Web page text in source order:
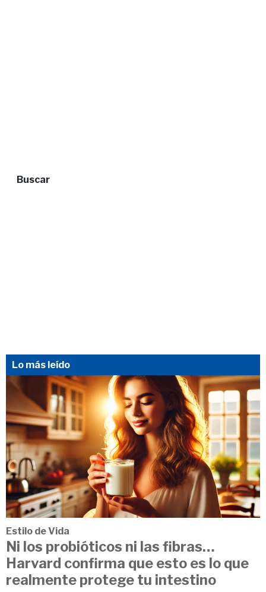
Buscar
Lo más leído
Estilo de Vida
Ni los probióticos ni las fibras…
Harvard confirma que esto es lo que
realmente protege tu intestino